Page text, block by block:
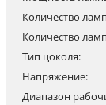
Количество
Количество
Тип цоколя:
Напряжение:
Диапазон